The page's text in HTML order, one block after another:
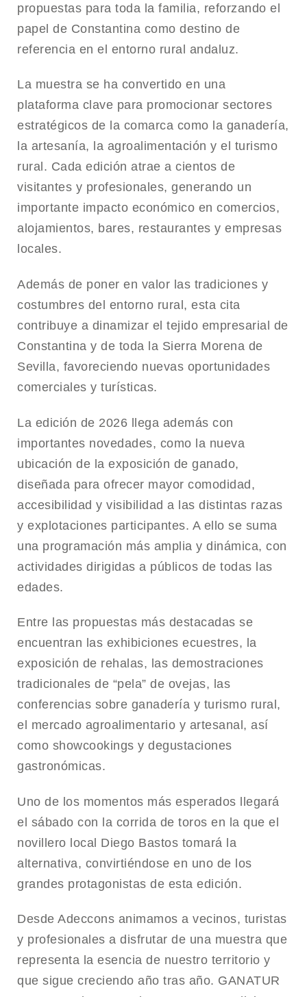
propuestas para toda la familia, reforzando el
papel de Constantina como destino de
referencia en el entorno rural andaluz.
La muestra se ha convertido en una
plataforma clave para promocionar sectores
estratégicos de la comarca como la ganadería,
la artesanía, la agroalimentación y el turismo
rural. Cada edición atrae a cientos de
visitantes y profesionales, generando un
importante impacto económico en comercios,
alojamientos, bares, restaurantes y empresas
locales.
Además de poner en valor las tradiciones y
costumbres del entorno rural, esta cita
contribuye a dinamizar el tejido empresarial de
Constantina y de toda la Sierra Morena de
Sevilla, favoreciendo nuevas oportunidades
comerciales y turísticas.
La edición de 2026 llega además con
importantes novedades, como la nueva
ubicación de la exposición de ganado,
diseñada para ofrecer mayor comodidad,
accesibilidad y visibilidad a las distintas razas
y explotaciones participantes. A ello se suma
una programación más amplia y dinámica, con
actividades dirigidas a públicos de todas las
edades.
Entre las propuestas más destacadas se
encuentran las exhibiciones ecuestres, la
exposición de rehalas, las demostraciones
tradicionales de “pela” de ovejas, las
conferencias sobre ganadería y turismo rural,
el mercado agroalimentario y artesanal, así
como showcookings y degustaciones
gastronómicas.
Uno de los momentos más esperados llegará
el sábado con la corrida de toros en la que el
novillero local Diego Bastos tomará la
alternativa, convirtiéndose en uno de los
grandes protagonistas de esta edición.
Desde Adeccons animamos a vecinos, turistas
y profesionales a disfrutar de una muestra que
representa la esencia de nuestro territorio y
que sigue creciendo año tras año. GANATUR